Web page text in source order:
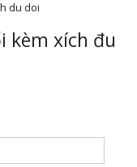
kèm xích đu